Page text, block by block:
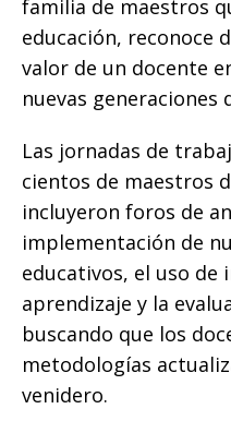
familia de maestros
educación, reconoce
valor de un docente
nuevas generaciones
Las jornadas de
cientos de maestros
incluyeron foros de
implementación de
educativos, el uso
aprendizaje y la
buscando que los
metodologías
venidero.